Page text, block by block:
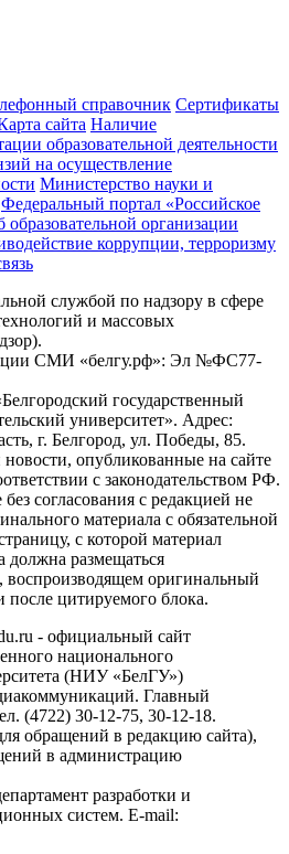
справочник Сертификаты
сайта Наличие
образовательной деятельности
на осуществление
Министерствo науки и
Федеральный портал «Российское
образовательной организации
коррупции, терроризму
службой по надзору в сфере
и массовых
СМИ «белгу.рф»: Эл №ФС77-
государственный
университет». Адрес:
г. Белгород, ул. Победы, 85.
опубликованные на сайте
с законодательством РФ.
согласования с редакцией не
материала с обязательной
с которой материал
должна размещаться
воспроизводящем оригинальный
после цитируемого блока.
- официальный сайт
национального
(НИУ «БелГУ»)
Главный
(4722) 30-12-75, 30-12-18.
обращений в редакцию сайта),
в администрацию
разработки и
систем. E-mail: